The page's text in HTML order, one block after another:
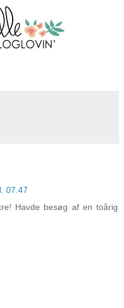
07.47
Havde besøg af en toårig